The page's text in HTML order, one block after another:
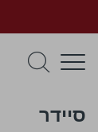
סיידר